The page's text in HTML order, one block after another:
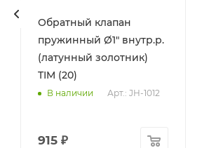
Обратный клапан
пружинный Ø1" внутр.р.
(латунный золотник)
TIM (20)
В наличии Арт.: JH-1012
915 ₽